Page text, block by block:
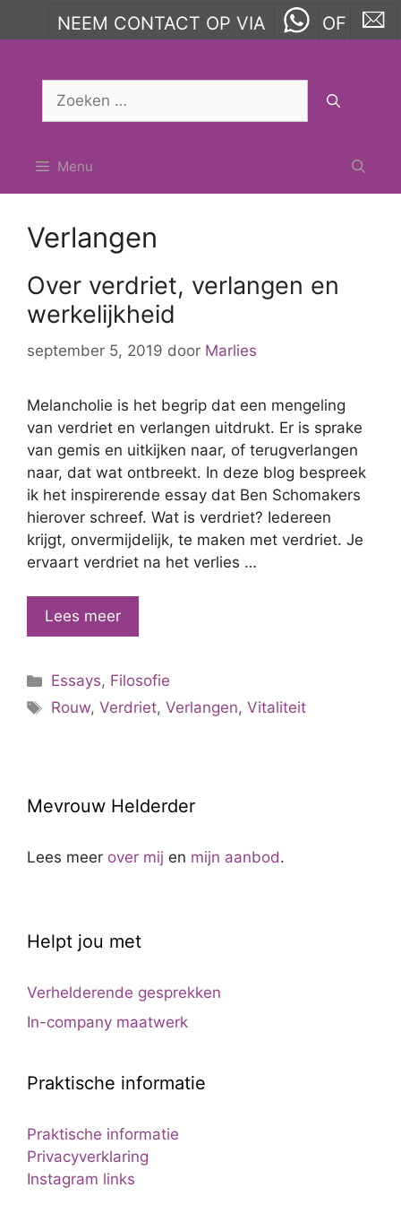
NEEM CONTACT OP VIA OF
Zoek
Menu
Verlangen
Over verdriet, verlangen en
werkelijkheid
september 5, 2019 door Marlies
Melancholie is het begrip dat een mengeling
van verdriet en verlangen uitdrukt. Er is sprake
van gemis en uitkijken naar, of terugverlangen
naar, dat wat ontbreekt. In deze blog bespreek
ik het inspirerende essay dat Ben Schomakers
hierover schreef. Wat is verdriet? Iedereen
krijgt, onvermijdelijk, te maken met verdriet. Je
ervaart verdriet na het verlies …
Lees meerOver
verdriet,
en
werkelijkheid
Categorieën
Essays, Filosofie
Tags
Rouw,Verdriet,Verlangen,Vitaliteit
Mevrouw Helderder
Lees meer over mij en mijn aanbod.
Helpt jou met
Verhelderende gesprekken
In-company maatwerk
Praktische informatie
Praktische informatie
Privacyverklaring
Instagram links